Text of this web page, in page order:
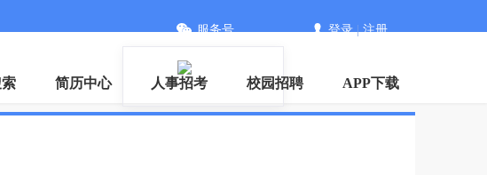
微信
服务号 登录|注册
简历中心 人事招考 校园招聘 APP下载